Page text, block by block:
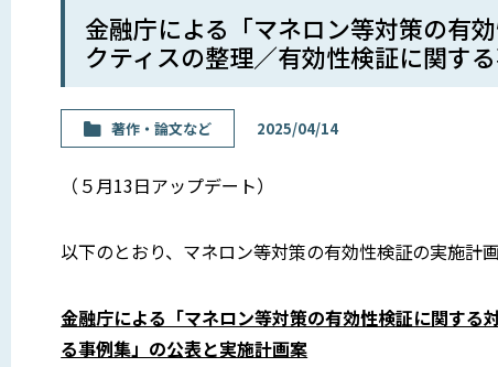
金融庁による「マネロン等対策の有
クティスの整理／有効性検証に関す
著作・論⽂など 2025/04/14
（５月13日アップデート）
以下のとおり、マネロン等対策の有効性検証の実施計
金融庁による「マネロン等対策の有効性検証に関する
る事例集」の公表と実施計画案